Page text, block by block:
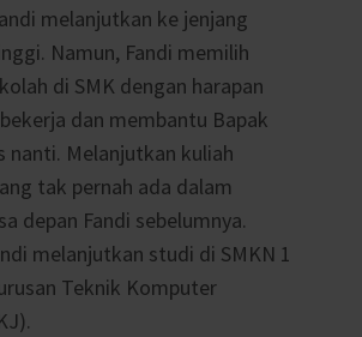
melanjutkan ke jenjang
Namun, Fandi memilih
di SMK dengan harapan
dan membantu Bapak
nanti. Melanjutkan kuliah
tak pernah ada dalam
depan Fandi sebelumnya.
melanjutkan studi di SMKN 1
Teknik Komputer